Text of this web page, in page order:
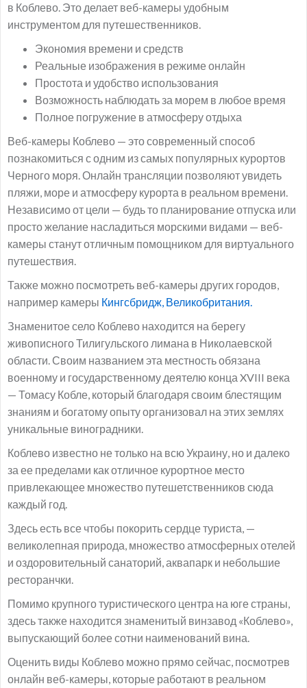
в Коблево. Это делает веб-камеры удобным
инструментом для путешественников.
Экономия времени и средств
Реальные изображения в режиме онлайн
Простота и удобство использования
Возможность наблюдать за морем в любое время
Полное погружение в атмосферу отдыха
Веб-камеры Коблево — это современный способ
познакомиться с одним из самых популярных курортов
Черного моря. Онлайн трансляции позволяют увидеть
пляжи, море и атмосферу курорта в реальном времени.
Независимо от цели — будь то планирование отпуска или
просто желание насладиться морскими видами — веб-
камеры станут отличным помощником для виртуального
путешествия.
Также можно посмотреть веб-камеры других городов,
например камеры Кингсбридж, Великобритания.
Знаменитое село Коблево находится на берегу
живописного Тилигульского лимана в Николаевской
области. Своим названием эта местность обязана
военному и государственному деятелю конца XVIII века
— Томасу Кобле, который благодаря своим блестящим
знаниям и богатому опыту организовал на этих землях
уникальные виноградники.
Коблево известно не только на всю Украину, но и далеко
за ее пределами как отличное курортное место
привлекающее множество путешетственников сюда
каждый год.
Здесь есть все чтобы покорить сердце туриста, —
великолепная природа, множество атмосферных отелей
и оздоровительный санаторий, аквапарк и небольшие
ресторанчки.
Помимо крупного туристического центра на юге страны,
здесь также находится знаменитый винзавод «Коблево»,
выпускающий более сотни наименований вина.
Оценить виды Коблево можно прямо сейчас, посмотрев
онлайн веб-камеры, которые работают в реальном